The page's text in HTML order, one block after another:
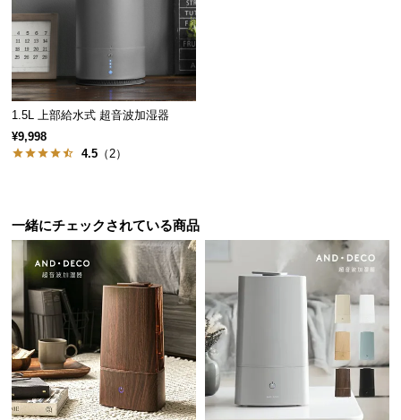
い
て
お
客
様
サ
ト
ら
せ
ブ
1.5L 上部給水式 超音波加湿器
¥9,998
4.5 （2）
一緒にチェックされている商品